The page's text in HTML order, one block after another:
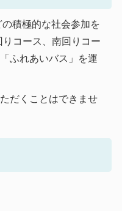
積極的な社会参加を
コース、南回りコー
ふれあいバス」を運
だくことはできませ